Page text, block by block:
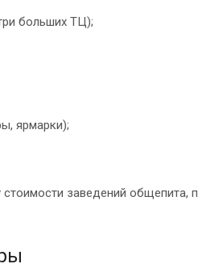
больших ТЦ);
ярмарки);
заведений общепита,